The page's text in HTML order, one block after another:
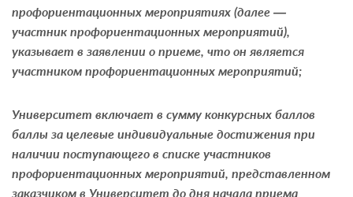
профориентационных мероприятиях (далее —
участник профориентационных мероприятий),
указывает в заявлении о приеме, что он является
участником профориентационных мероприятий;
Университет включает в сумму конкурсных баллов
баллы за целевые индивидуальные достижения при
наличии поступающего в списке участников
профориентационных мероприятий, представленном
заказчиком в Университет до дня начала приема